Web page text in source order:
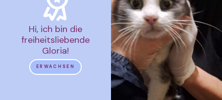
Hi, ich bin die
freiheitsliebende
Gloria!
ERWACHSEN